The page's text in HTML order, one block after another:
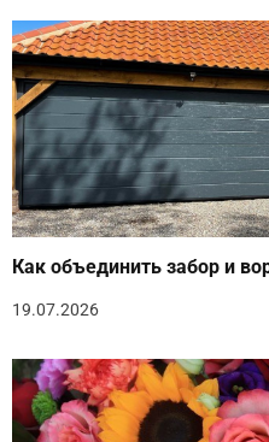
Как объединить забор и
19.07.2026